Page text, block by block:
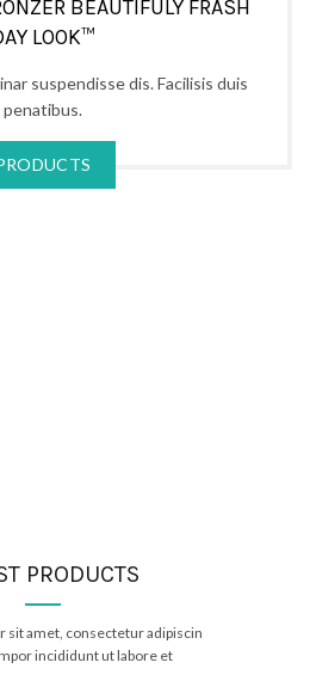
BEAUTIFULY FRASH
LOOK™
suspendisse dis. Facilisis duis
penatibus.
PRODUCTS
sit amet, consectetur adipiscin
incididunt ut labore et